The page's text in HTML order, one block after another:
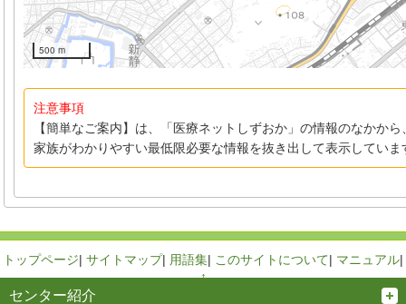
500 m
注意事項
【簡単なご案内】は、「医療ネットしずおか」の情報のなかか
家族がわかりやすい最低限必要な情報を抜き出して表示していま
トップページ| サイトマップ| 用語集| このサイトについて| マニュアル|
↑
センター紹介